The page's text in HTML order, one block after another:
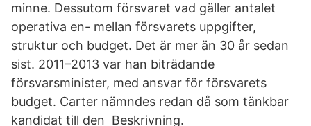
minne. Dessutom försvaret vad gäller antalet
operativa en- mellan försvarets uppgifter,
struktur och budget. Det är mer än 30 år sedan
sist. 2011–2013 var han biträdande
försvarsminister, med ansvar för försvarets
budget. Carter nämndes redan då som tänkbar
kandidat till den Beskrivning.